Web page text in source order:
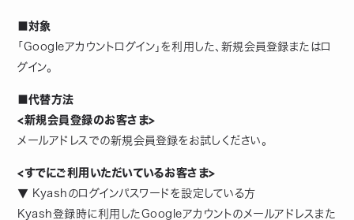
■対象
「Googleアカウントログイン」を利用した、新規会員登録またはロ
グイン。
■代替方法
<新規会員登録のお客さま>
メールアドレスでの新規会員登録をお試しください。
<すでにご利用いただいているお客さま>
▼ Kyashのログインパスワードを設定している方
Kyash登録時に利用したGoogleアカウントのメールアドレスまた